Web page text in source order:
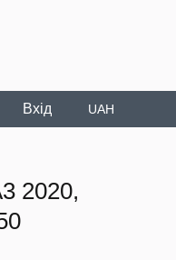
Вхід UAH
2020,